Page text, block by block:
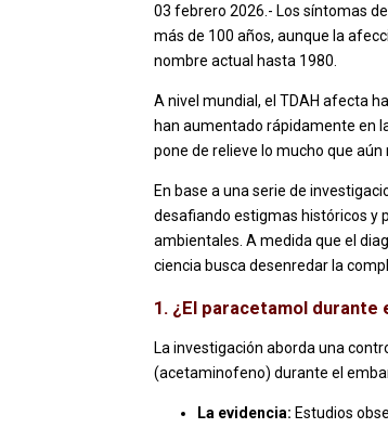
03 febrero 2026.- Los síntomas
más de 100 años, aunque la
nombre actual hasta 1980.
A nivel mundial, el TDAH afecta
han aumentado rápidamente en
pone de relieve lo mucho que
En base a una serie de
desafiando estigmas históricos y
ambientales. A medida que el
ciencia busca desenredar la
1. ¿El paracetamol
La investigación aborda una
(acetaminofeno) durante el
La evidencia: Estudios